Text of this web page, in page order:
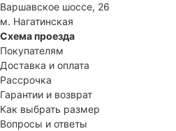
Варшавское шоссе, 26
м. Нагатинская
Схема проезда
Покупателям
Доставка и оплата
Рассрочка
Гарантии и возврат
Как выбрать размер
Вопросы и ответы